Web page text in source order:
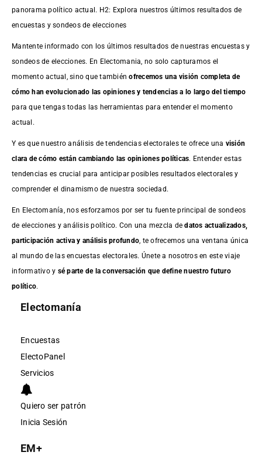
panorama político actual. H2: Explora nuestros últimos resultados de
encuestas y sondeos de elecciones
Mantente informado con los últimos resultados de nuestras encuestasy
sondeos de elecciones. En Electomania, no solo capturamos el
momento actual, sino que tambiénofrecemos una visión completa de
cómo han evolucionado las opiniones y tendencias a lo largo del tiempo
para que tengas todas las herramientas para entender el momento
actual.
Y es que nuestro análisis de tendencias electorales te ofrece una visión
clara de cómo están cambiando las opiniones políticas. Entender estas
tendencias es crucial para anticipar posibles resultados electorales y
comprender el dinamismo de nuestra sociedad.
En Electomanía, nos esforzamos por ser tu fuente principal de sondeos
de elecciones y análisis político. Con una mezcla dedatos actualizados,
participación activa y análisis profundo, te ofrecemos una ventana única
al mundo de las encuestas electorales. Únete a nosotros en este viaje
informativo y sé parte de la conversación que define nuestro futuro
político.
Electomanía
Encuestas
ElectoPanel
Servicios
Quiero ser patrón
Inicia Sesión
EM+